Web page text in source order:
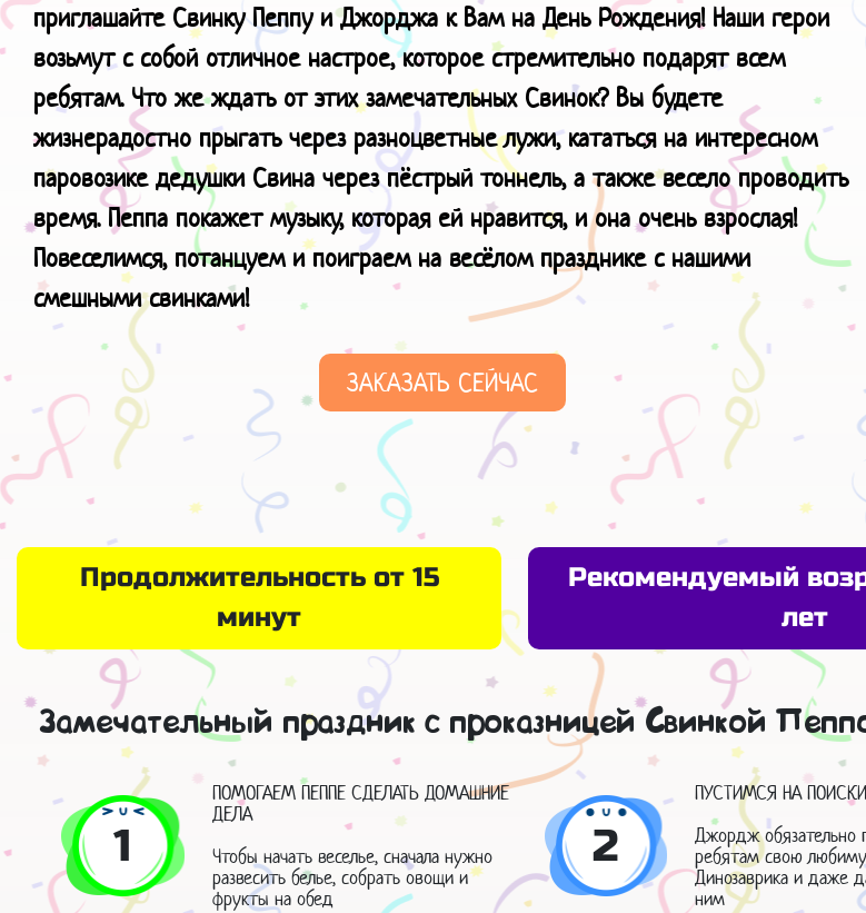
приглашайте Свинку Пеппу и Джорджа к Вам на День Рождения! Наши герои
возьмут с собой отличное настрое, которое стремительно подарят всем
ребятам. Что же ждать от этих замечательных Свинок? Вы будете
жизнерадостно прыгать через разноцветные лужи, кататься на интересном
паровозике дедушки Свина через пёстрый тоннель, а также весело проводить
время. Пеппа покажет музыку, которая ей нравится, и она очень взрослая!
Повеселимся, потанцуем и поиграем на весёлом празднике с нашими
смешными свинками!
ЗАКАЗАТЬ СЕЙЧАС
Продолжительность от 15
минут
Рекомендуемый
лет
Замечательный праздник с проказницей Свинкой
1
ПОМОГАЕМ ПЕППЕ СДЕЛАТЬ ДОМАШНИЕ
ДЕЛА
Чтобы начать веселье, сначала нужно
развесить белье, собрать овощи и
фрукты на обед
2
ПУСТИМСЯ НА
Джордж обязательно
ребятам свою
Динозаврика и даже
ним